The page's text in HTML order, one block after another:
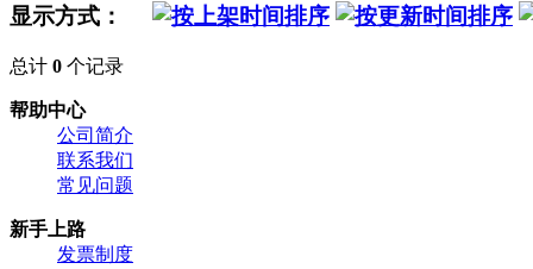
显示方式：
总计 0 个记录
帮助中心
公司简介
联系我们
常见问题
新手上路
发票制度